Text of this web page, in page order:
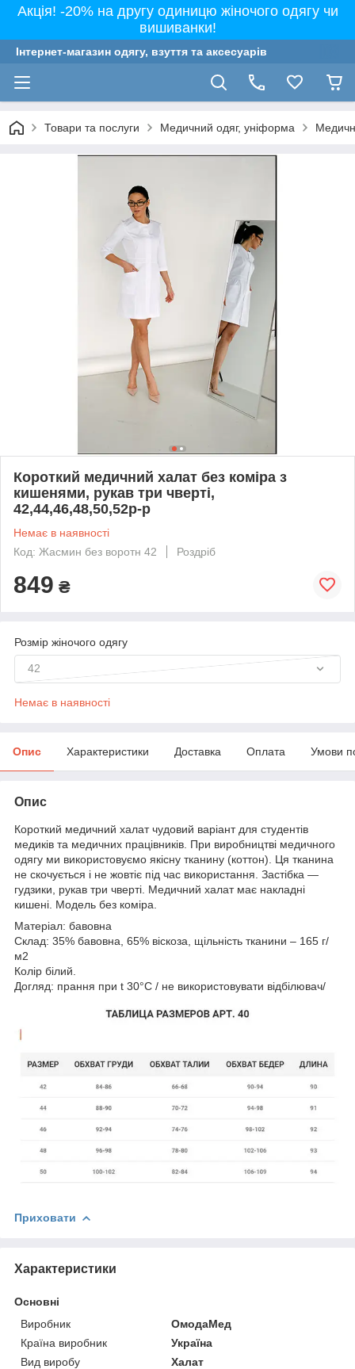
Акція! -20% на другу одиницю жіночого одягу чи
вишиванки!
Інтернет-магазин одягу, взуття та аксесуарів
Товари та послуги Медичний одяг, уніформа
Короткий медичний халат без коміра з
кишенями, рукав три чверті,
42,44,46,48,50,52р-р
Немає в наявності
Код: Жасмин без воротн 42
Роздріб
849 ₴
Розмір жіночого одягу
42
Немає в наявності
Опис Характеристики Доставка Оплата Умови
Опис
Короткий медичний халат чудовий варіант для студентів
медиків та медичних працівників. При виробництві медичного
одягу ми використовуємо якісну тканину (коттон). Ця тканина
не скочується і не жовтіє під час використання. Застібка —
гудзики, рукав три чверті. Медичний халат має накладні
кишені. Модель без коміра.
Матеріал: бавовна
Склад: 35% бавовна, 65% віскоза, щільність тканини – 165 г/
м2
Колір білий.
Догляд: прання при t 30°C / не використовувати відбілювач/
Приховати
Характеристики
Основні
Виробник
ОмодаМед
Країна виробник
Україна
Вид виробу
Халат